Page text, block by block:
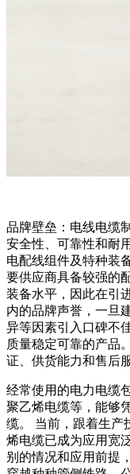
品牌壁垒：电线电缆
安全性、可靠性和耐
电配线组件及特种装
要供应商具备较强的
装备水平，因此在引
内的品牌声誉，一旦
异等因素引入口碑不
质量稳定可靠的产品
证、供货能力和售后
经常使用的电力电缆
聚乙烯电缆等，能够
缆。 当前，跟着生产
烯电缆已成为应用宽
别的情况和应用前提